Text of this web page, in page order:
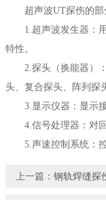
超声波UT探伤的部
1.超声波发生器：用
特性。
2.探头（换能器）：
头、复合探头、阵列探
3.显示仪器：显示接
4.信号处理器：对回
5.声速控制系统：控
上一篇： 钢轨焊缝探